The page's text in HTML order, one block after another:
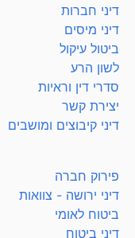
דיני חברות
דיני מיסים
ביטול עיקול
לשון הרע
סדרי דין וראיות
יצירת קשר
דיני קיבוצים ומושבים
פירוק חברה
דיני ירושה - צוואות
ביטוח לאומי
דיני ביטוח